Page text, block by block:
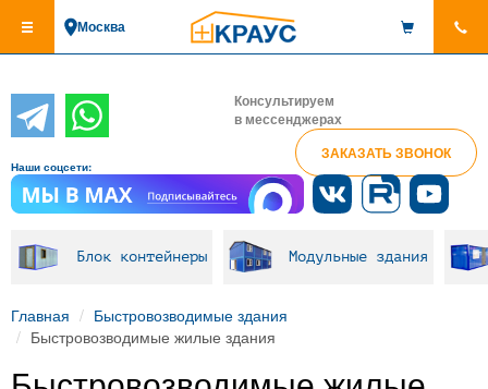
основному
Москва
Консультируем
в мессенджерах
ЗАКАЗАТЬ ЗВОНОК
Наши соцсети:
Блок контейнеры Модульные здания
Главная
Быстровозводимые здания
Быстровозводимые жилые здания